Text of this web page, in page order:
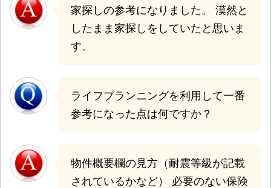
家探しの参考になりました。 漠然と
したまま家探しをしていたと思いま
す。
ライフプランニングを利用して一番
参考になった点は何ですか？
物件概要欄の見方（耐震等級が記載
されているかなど） 必要のない保険